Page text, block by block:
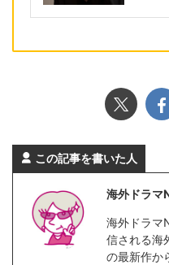
この記事を書いた人
海外ドラマ
海外ドラマ
信される海
の最新作か